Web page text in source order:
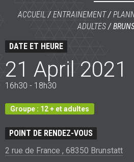
ACCUEIL /ENTRAINEMENT/
ADULTES /
DATE ET HEURE
21 April 2021
16h30 - 18h30
Groupe : 12 + et adultes
POINT DE RENDEZ-VOUS
2 rue de France , 68350 Brunstatt